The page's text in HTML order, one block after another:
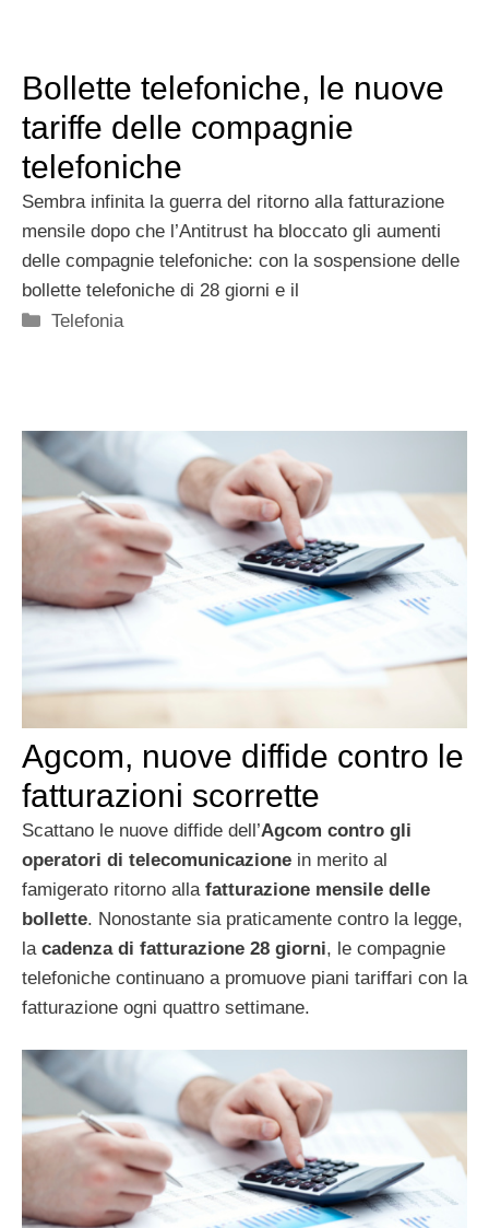
Bollette telefoniche, le nuove
tariffe delle compagnie
telefoniche
Sembra infinita la guerra del ritorno alla fatturazione
mensile dopo che l’Antitrust ha bloccato gli aumenti
delle compagnie telefoniche: con la sospensione delle
bollette telefoniche di 28 giorni e il
Categorie
Telefonia
Agcom, nuove diffide contro le
fatturazioni scorrette
Scattano le nuove diffide dell’Agcom contro gli
operatori di telecomunicazione in merito al
famigerato ritorno alla fatturazione mensile delle
bollette. Nonostante sia praticamente contro la legge,
la cadenza di fatturazione 28 giorni, le compagnie
telefoniche continuano a promuove piani tariffari con la
fatturazione ogni quattro settimane.